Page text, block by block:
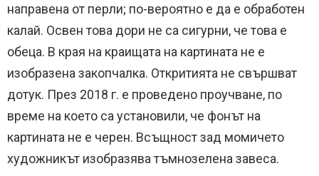
направена от перли; по-вероятно е да е обработен
калай. Освен това дори не са сигурни, че това е
обеца. В края на краищата на картината не е
изобразена закопчалка. Откритията не свършват
дотук. През 2018 г. е проведено проучване, по
време на което са установили, че фонът на
картината не е черен. Всъщност зад момичето
художникът изобразява тъмнозелена завеса.